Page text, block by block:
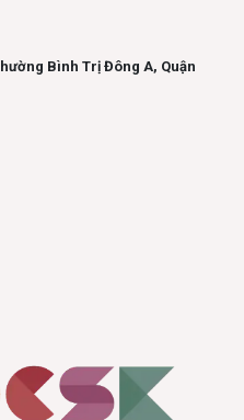
Bình Trị Đông A, Quận